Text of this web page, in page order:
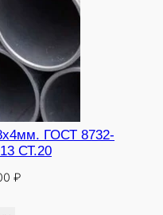
ГОСТ 8732-
СТ.20
₽